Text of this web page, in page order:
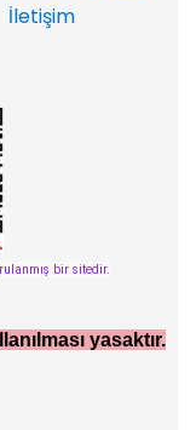
İletişim
bir sitedir.
yasaktır.